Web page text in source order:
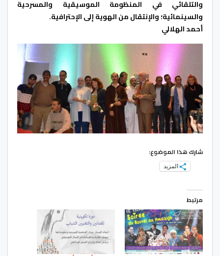
والتلقائي في المنظومة الموسيقية والمسرحية
والسينمائية؛ والإنتقال من الهوية إلى الإحترافية.
أحمد الهلالي
شارك هذا الموضوع:
المزيد
مرتبط